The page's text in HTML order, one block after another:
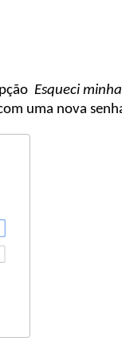
Esqueci
uma nova